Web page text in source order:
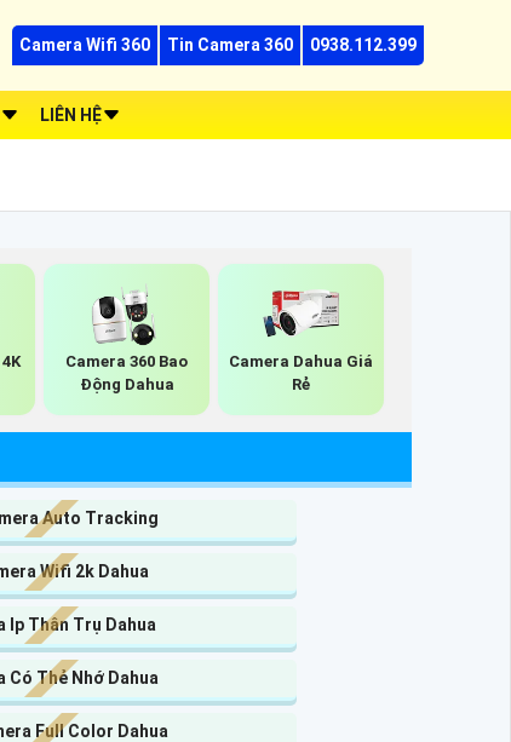
Camera Wifi 360 Tin Camera 360 0938.112.399
LIÊN HỆ
Camera 360 Bao
Động Dahua
Camera Dahua Giá
Rẻ
Auto Tracking
Wifi 2k Dahua
Ip Thân Trụ Dahua
Có Thẻ Nhớ Dahua
Full Color Dahua